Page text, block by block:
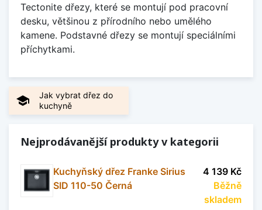
Tectonite dřezy, které se montují pod pracovní
desku, většinou z přírodního nebo umělého
kamene. Podstavné dřezy se montují speciálními
příchytkami.
school
Jak vybrat dřez do
kuchyně
Nejprodávanější produkty v kategorii
Kuchyňský dřez Franke Sirius
SID 110-50 Černá
4 139 Kč
Běžně
skladem